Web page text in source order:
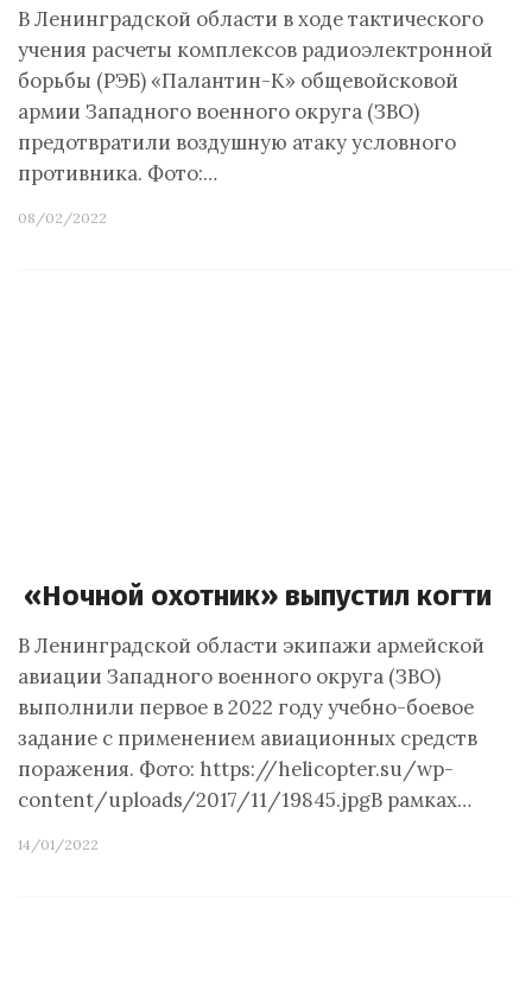
В Ленинградской области в ходе тактического
учения расчеты комплексов радиоэлектронной
борьбы (РЭБ) «Палантин-К» общевойсковой
армии Западного военного округа (ЗВО)
предотвратили воздушную атаку условного
противника. Фото:…
08/02/2022
«Ночной охотник» выпустил когти
В Ленинградской области экипажи армейской
авиации Западного военного округа (ЗВО)
выполнили первое в 2022 году учебно-боевое
задание с применением авиационных средств
поражения. Фото: https://helicopter.su/wp-
content/uploads/2017/11/19845.jpgВ рамках…
14/01/2022